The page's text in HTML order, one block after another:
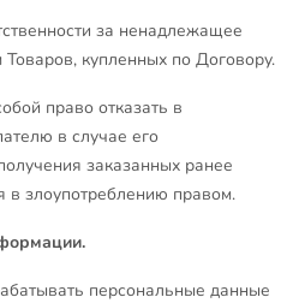
за ненадлежащее
купленных по Договору.
право отказать в
в случае его
заказанных ранее
в злоупотреблению правом.
персональные данные